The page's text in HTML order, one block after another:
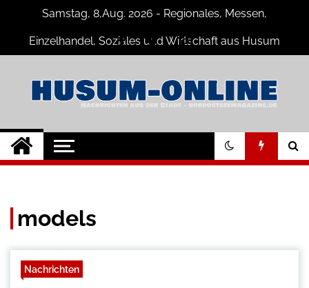
content
Samstag, 8,Aug. 2026 - Regionales, Messen,
Einzelhandel, Soziales und Wirtschaft aus Husum
Husum-Online
Nachrichten
Nachrichten und Events für Husum
und Umgebung
models
Nachrichten